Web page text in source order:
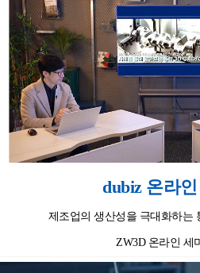
dubiz 온라
제조업의 생산성을 극대화하는
ZW3D 온라인 세